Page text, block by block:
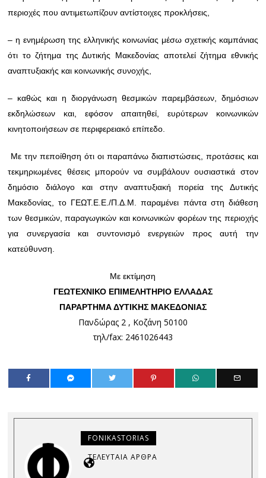
περιοχές που αντιμετωπίζουν αντίστοιχες προκλήσεις,
– η ενημέρωση της ελληνικής κοινωνίας μέσω σχετικής καμπάνιας
ότι το ζήτημα της Δυτικής Μακεδονίας αποτελεί ζήτημα εθνικής
αναπτυξιακής και κοινωνικής συνοχής,
– καθώς και η διοργάνωση θεσμικών παρεμβάσεων, δημόσιων
εκδηλώσεων και, εφόσον απαιτηθεί, ευρύτερων κοινωνικών
κινητοποιήσεων σε περιφερειακό επίπεδο.
Με την πεποίθηση ότι οι παραπάνω διαπιστώσεις, προτάσεις και
τεκμηριωμένες θέσεις μπορούν να συμβάλουν ουσιαστικά στον
δημόσιο διάλογο και στην αναπτυξιακή πορεία της Δυτικής
Μακεδονίας, το ΓΕΩΤ.Ε.Ε./Π.Δ.Μ. παραμένει πάντα στη διάθεση
των θεσμικών, παραγωγικών και κοινωνικών φορέων της περιοχής
για συνεργασία και συντονισμό ενεργειών προς αυτή την
κατεύθυνση.
Με εκτίμηση
ΓΕΩΤΕΧΝΙΚΟ ΕΠΙΜΕΛΗΤΗΡΙΟ ΕΛΛΑΔΑΣ
ΠΑΡΑΡΤΗΜΑ ΔΥΤΙΚΗΣ ΜΑΚΕΔΟΝΙΑΣ
Πανδώρας 2 , Κοζάνη 50100
τηλ/fax: 2461026443
FONIKASTORIAS
ΤΕΛΕΥΤΑΊΑ ΆΡΘΡΑ